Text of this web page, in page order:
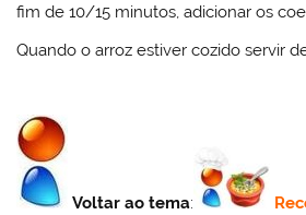
fim de 10/15 minutos, adicionar os
Quando o arroz estiver cozido servir
Voltar ao tema: